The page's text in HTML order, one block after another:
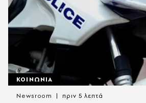
ΚΟΙΝΩΝΙΑ
Newsroom πριν 5 λεπτά